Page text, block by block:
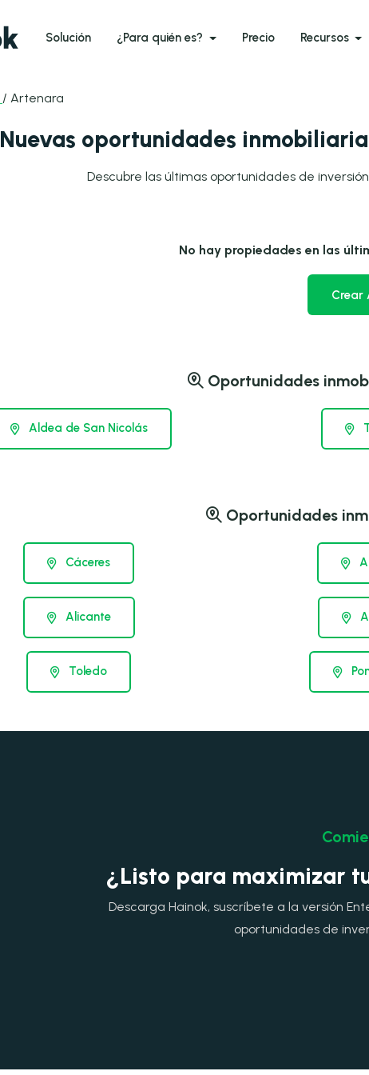
Solución ¿Para quién es? Precio Recursos
/ Artenara
Nuevas oportunidades
Descubre las últimas oportunidades de
No hay propiedades en las
Crear
Oportunidades
Aldea de San Nicolás
Oportunidades
Cáceres
Alicante
Toledo
¿Listo para maximizar
Descarga Hainok, suscríbete a la versión
oportunidades de